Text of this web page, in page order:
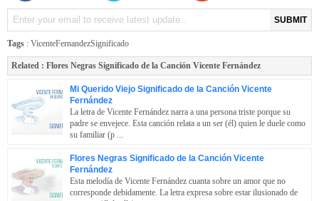
SUBMIT
Tags : VicenteFernandezSignificado
Related : Flores Negras Significado de la Canción Vicente Fernández
Mi Querido Viejo Significado de la Canción Vicente
Fernández
La letra de Vicente Fernández narra a una persona triste porque su
padre se envejece. Esta canción relata a un ser (él) quien le duele como
su familiar (p ...
Flores Negras Significado de la Canción Vicente
Fernández
Esta melodía de Vicente Fernández cuanta sobre un amor que no
corresponde debidamente. La letra expresa sobre estar ilusionado de